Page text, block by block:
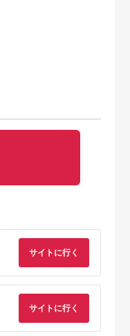
サイトに行く
サイトに行く